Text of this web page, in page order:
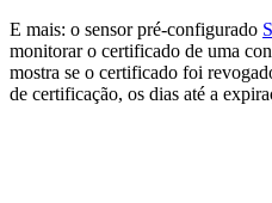
E mais: o sensor pré-configurado
monitorar o certificado de uma
mostra se o certificado foi
de certificação, os dias até a